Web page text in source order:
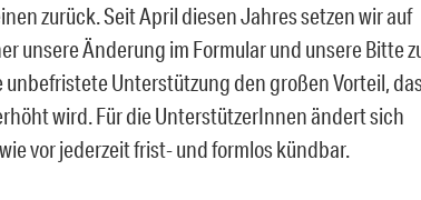
zurück. Seit April diesen Jahres setzen wir auf
unsere Änderung im Formular und unsere Bitte
Unterstützung den großen Vorteil,
wird. Für die UnterstützerInnen ändert sich
vor jederzeit frist- und formlos kündbar.